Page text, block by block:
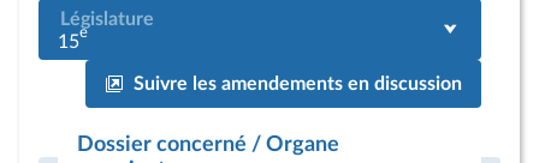
Législature
15e
Suivre les amendements en discussion
Dossier concerné / Organe